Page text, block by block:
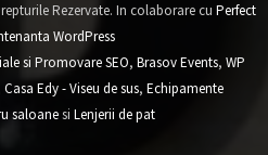
Rezervate. In colaborare cu Perfect
WordPress
si Promovare SEO, Brasov Events, WP
Casa Edy - Viseu de sus, Echipamente
saloanesi Lenjerii de pat